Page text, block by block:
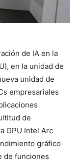
de IA en la
en la unidad de
unidad de
empresariales
de
GPU Intel Arc
gráfico
de funciones